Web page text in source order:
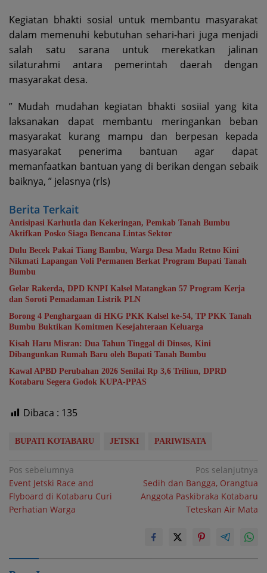
Kegiatan bhakti sosial untuk membantu masyarakat
dalam memenuhi kebutuhan sehari-hari juga menjadi
salah satu sarana untuk merekatkan jalinan
silaturahmi antara pemerintah daerah dengan
masyarakat desa.
” Mudah mudahan kegiatan bhakti sosiial yang kita
laksanakan dapat membantu meringankan beban
masyarakat kurang mampu dan berpesan kepada
masyarakat penerima bantuan agar dapat
memanfaatkan bantuan yang di berikan dengan sebaik
baiknya, ” jelasnya (rls)
Berita Terkait
Antisipasi Karhutla dan Kekeringan, Pemkab Tanah Bumbu
Aktifkan Posko Siaga Bencana Lintas Sektor
Dulu Becek Pakai Tiang Bambu, Warga Desa Madu Retno Kini
Nikmati Lapangan Voli Permanen Berkat Program Bupati Tanah
Bumbu
Gelar Rakerda, DPD KNPI Kalsel Matangkan 57 Program Kerja
dan Soroti Pemadaman Listrik PLN
Borong 4 Penghargaan di HKG PKK Kalsel ke-54, TP PKK Tanah
Bumbu Buktikan Komitmen Kesejahteraan Keluarga
Kisah Haru Misran: Dua Tahun Tinggal di Dinsos, Kini
Dibangunkan Rumah Baru oleh Bupati Tanah Bumbu
Kawal APBD Perubahan 2026 Senilai Rp 3,6 Triliun, DPRD
Kotabaru Segera Godok KUPA-PPAS
Dibaca : 135
BUPATI KOTABARU JETSKI PARIWISATA
Navigasi
pos
Pos sebelumnya
Event Jetski Race and
Flyboard di Kotabaru Curi
Perhatian Warga
Pos selanjutnya
Sedih dan Bangga, Orangtua
Anggota Paskibraka Kotabaru
Teteskan Air Mata